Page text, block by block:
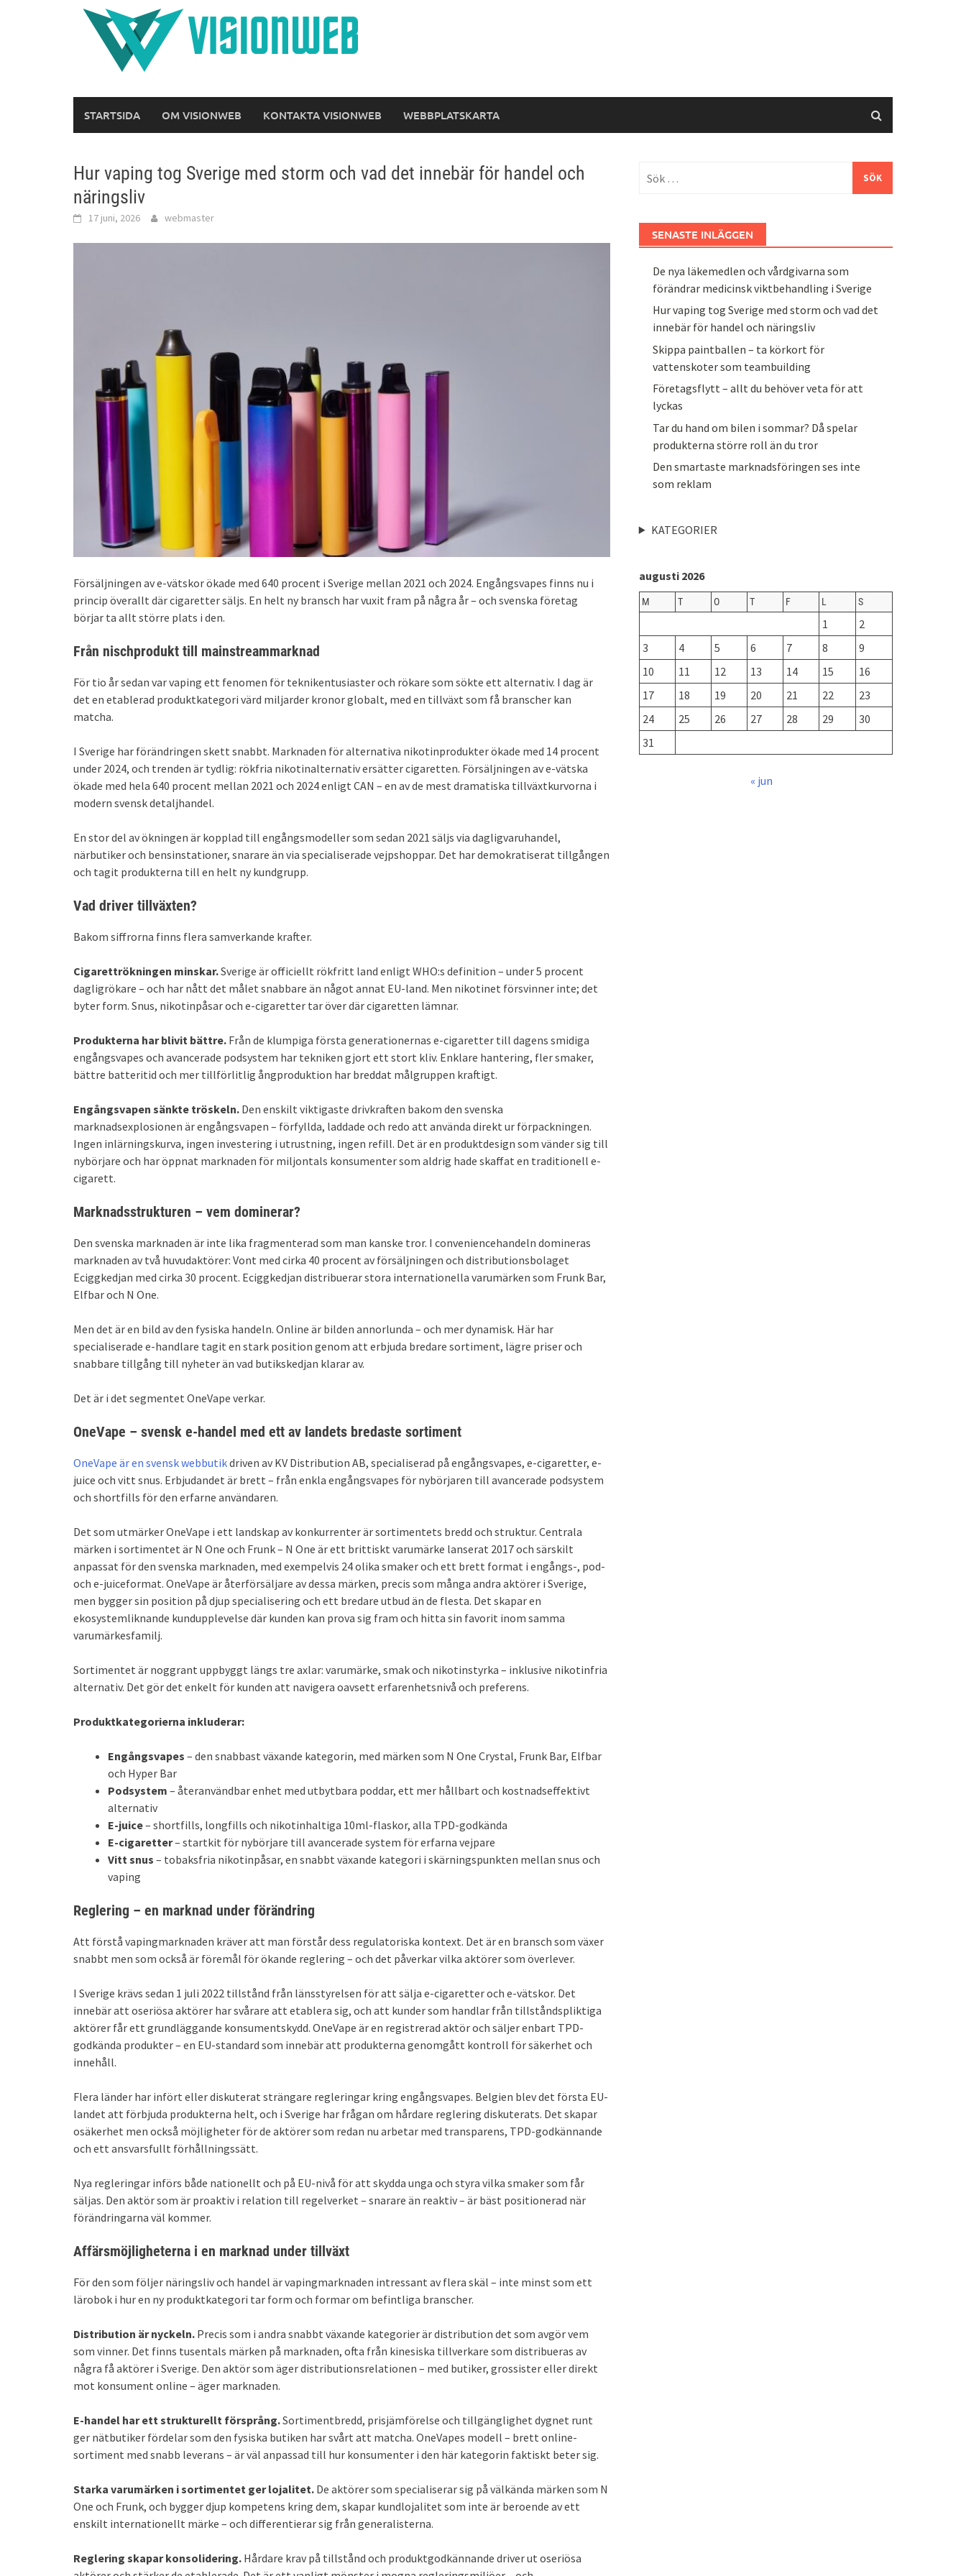
STARTSIDA OM VISIONWEB KONTAKTA VISIONWEB WEBBPLATSKARTA
Hur vaping tog Sverige med storm och vad det innebär för handel och
näringsliv
17 juni, 2026 webmaster
Försäljningen av e-vätskor ökade med 640 procent i Sverige mellan 2021 och 2024. Engångsvapes finns nu i
princip överallt där cigaretter säljs. En helt ny bransch har vuxit fram på några år – och svenska företag
börjar ta allt större plats i den.
Från nischprodukt till mainstreammarknad
För tio år sedan var vaping ett fenomen för teknikentusiaster och rökare som sökte ett alternativ. I dag är
det en etablerad produktkategori värd miljarder kronor globalt, med en tillväxt som få branscher kan
matcha.
I Sverige har förändringen skett snabbt. Marknaden för alternativa nikotinprodukter ökade med 14 procent
under 2024, och trenden är tydlig: rökfria nikotinalternativ ersätter cigaretten. Försäljningen av e-vätska
ökade med hela 640 procent mellan 2021 och 2024 enligt CAN – en av de mest dramatiska tillväxtkurvorna i
modern svensk detaljhandel.
En stor del av ökningen är kopplad till engångsmodeller som sedan 2021 säljs via dagligvaruhandel,
närbutiker och bensinstationer, snarare än via specialiserade vejpshoppar. Det har demokratiserat tillgången
och tagit produkterna till en helt ny kundgrupp.
Vad driver tillväxten?
Bakom siffrorna finns flera samverkande krafter.
Cigarettrökningen minskar.Sverige är officiellt rökfritt land enligt WHO:s definition – under 5 procent
dagligrökare – och har nått det målet snabbare än något annat EU-land. Men nikotinet försvinner inte; det
byter form. Snus, nikotinpåsar och e-cigaretter tar över där cigaretten lämnar.
Produkterna har blivit bättre. Från de klumpiga första generationernas e-cigaretter till dagens smidiga
engångsvapes och avancerade podsystem har tekniken gjort ett stort kliv. Enklare hantering, fler smaker,
bättre batteritid och mer tillförlitlig ångproduktion har breddat målgruppen kraftigt.
Engångsvapen sänkte tröskeln. Den enskilt viktigaste drivkraften bakom den svenska
marknadsexplosionen är engångsvapen – förfyllda, laddade och redo att använda direkt ur förpackningen.
Ingen inlärningskurva, ingen investering i utrustning, ingen refill. Det är en produktdesign som vänder sig till
nybörjare och har öppnat marknaden för miljontals konsumenter som aldrig hade skaffat en traditionell e-
cigarett.
Marknadsstrukturen – vem dominerar?
Den svenska marknaden är inte lika fragmenterad som man kanske tror. I conveniencehandeln domineras
marknaden av två huvudaktörer: Vont med cirka 40 procent av försäljningen och distributionsbolaget
Eciggkedjan med cirka 30 procent. Eciggkedjan distribuerar stora internationella varumärken som Frunk Bar,
Elfbar och N One.
Men det är en bild av den fysiska handeln. Online är bilden annorlunda – och mer dynamisk. Här har
specialiserade e-handlare tagit en stark position genom att erbjuda bredare sortiment, lägre priser och
snabbare tillgång till nyheter än vad butikskedjan klarar av.
Det är i det segmentet OneVape verkar.
OneVape – svensk e-handel med ett av landets bredaste sortiment
OneVape är en svensk webbutikdriven av KV Distribution AB, specialiserad på engångsvapes, e-cigaretter, e-
juice och vitt snus. Erbjudandet är brett – från enkla engångsvapes för nybörjaren till avancerade podsystem
och shortfills för den erfarne användaren.
Det som utmärker OneVape i ett landskap av konkurrenter är sortimentets bredd och struktur. Centrala
märken i sortimentet är N One och Frunk – N One är ett brittiskt varumärke lanserat 2017 och särskilt
anpassat för den svenska marknaden, med exempelvis 24 olika smaker och ett brett format i engångs-, pod-
och e-juiceformat. OneVape är återförsäljare av dessa märken, precis som många andra aktörer i Sverige,
men bygger sin position på djup specialisering och ett bredare utbud än de flesta. Det skapar en
ekosystemliknande kundupplevelse där kunden kan prova sig fram och hitta sin favorit inom samma
varumärkesfamilj.
Sortimentet är noggrant uppbyggt längs tre axlar: varumärke, smak och nikotinstyrka – inklusive nikotinfria
alternativ. Det gör det enkelt för kunden att navigera oavsett erfarenhetsnivå och preferens.
Produktkategorierna inkluderar:
Engångsvapes – den snabbast växande kategorin, med märken som N One Crystal, Frunk Bar, Elfbar
och Hyper Bar
Podsystem – återanvändbar enhet med utbytbara poddar, ett mer hållbart och kostnadseffektivt
alternativ
E-juice– shortfills, longfills och nikotinhaltiga 10ml-flaskor, alla TPD-godkända
E-cigaretter– startkit för nybörjare till avancerade system för erfarna vejpare
Vitt snus – tobaksfria nikotinpåsar, en snabbt växande kategori i skärningspunkten mellan snus och
vaping
Reglering – en marknad under förändring
Att förstå vapingmarknaden kräver att man förstår dess regulatoriska kontext. Det är en bransch som växer
snabbt men som också är föremål för ökande reglering – och det påverkar vilka aktörer som överlever.
I Sverige krävs sedan 1 juli 2022 tillstånd från länsstyrelsen för att sälja e-cigaretter och e-vätskor. Det
innebär att oseriösa aktörer har svårare att etablera sig, och att kunder som handlar från tillståndspliktiga
aktörer får ett grundläggande konsumentskydd. OneVape är en registrerad aktör och säljer enbart TPD-
godkända produkter – en EU-standard som innebär att produkterna genomgått kontroll för säkerhet och
innehåll.
Flera länder har infört eller diskuterat strängare regleringar kring engångsvapes. Belgien blev det första EU-
landet att förbjuda produkterna helt, och i Sverige har frågan om hårdare reglering diskuterats. Det skapar
osäkerhet men också möjligheter för de aktörer som redan nu arbetar med transparens, TPD-godkännande
och ett ansvarsfullt förhållningssätt.
Nya regleringar införs både nationellt och på EU-nivå för att skydda unga och styra vilka smaker som får
säljas. Den aktör som är proaktiv i relation till regelverket – snarare än reaktiv – är bäst positionerad när
förändringarna väl kommer.
Affärsmöjligheterna i en marknad under tillväxt
För den som följer näringsliv och handel är vapingmarknaden intressant av flera skäl – inte minst som ett
lärobok i hur en ny produktkategori tar form och formar om befintliga branscher.
Distribution är nyckeln. Precis som i andra snabbt växande kategorier är distribution det som avgör vem
som vinner. Det finns tusentals märken på marknaden, ofta från kinesiska tillverkare som distribueras av
några få aktörer i Sverige. Den aktör som äger distributionsrelationen – med butiker, grossister eller direkt
mot konsument online – äger marknaden.
E-handel har ett strukturellt försprång.Sortimentbredd, prisjämförelse och tillgänglighet dygnet runt
ger nätbutiker fördelar som den fysiska butiken har svårt att matcha. OneVapes modell – brett online-
sortiment med snabb leverans – är väl anpassad till hur konsumenter i den här kategorin faktiskt beter sig.
Starka varumärken i sortimentet ger lojalitet. De aktörer som specialiserar sig på välkända märken som N
One och Frunk, och bygger djup kompetens kring dem, skapar kundlojalitet som inte är beroende av ett
enskilt internationellt märke – och differentierar sig från generalisterna.
Reglering skapar konsolidering. Hårdare krav på tillstånd och produktgodkännande driver ut oseriösa
efter:
SENASTE INLÄGGEN
De nya läkemedlen och vårdgivarna som
förändrar medicinsk viktbehandling i Sverige
Hur vaping tog Sverige med storm och vad det
innebär för handel och näringsliv
Skippa paintballen – ta körkort för
vattenskoter som teambuilding
Företagsflytt – allt du behöver veta för att
lyckas
Tar du hand om bilen i sommar? Då spelar
produkterna större roll än du tror
Den smartaste marknadsföringen ses inte
som reklam
KATEGORIER
augusti 2026
M T O T F L S
1
2
3
4 5 6 7 8
9
10
11 12 13 14 15
16
17
18 19 20 21 22
23
24
25 26 27 28 29
30
31
« jun